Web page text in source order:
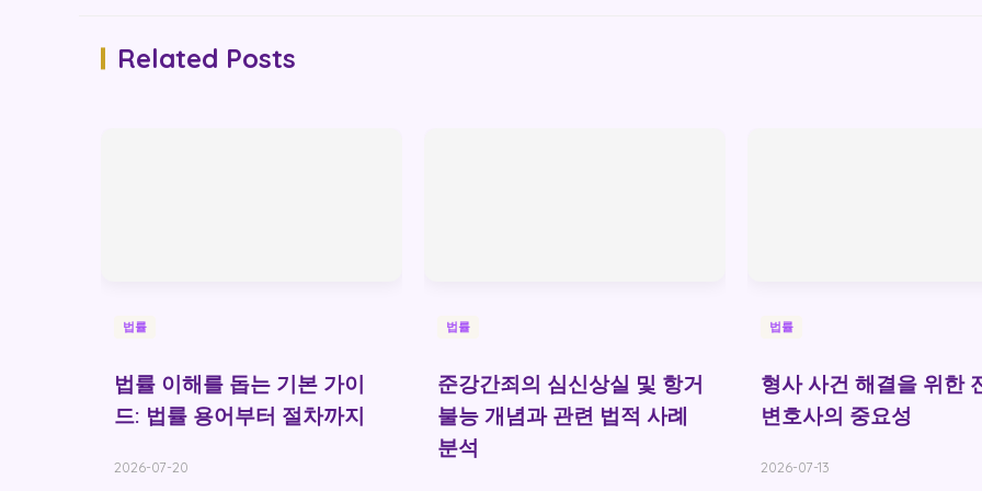
Related Posts
법률
법률 이해를 돕는 기본 가이
드: 법률 용어부터 절차까지
2026-07-20
법률
준강간죄의 심신상실 및 항거
불능 개념과 관련 법적 사례
분석
법률
형사 사건 해결을 위한
변호사의 중요성
2026-07-13